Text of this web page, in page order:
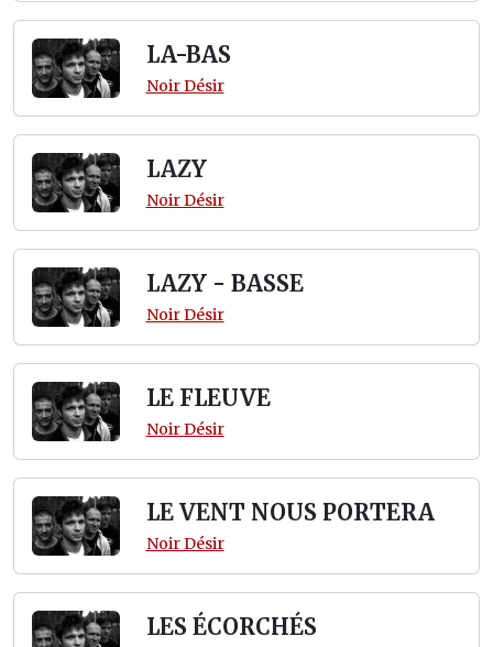
LA-BAS
Noir Désir
LAZY
Noir Désir
LAZY - BASSE
Noir Désir
LE FLEUVE
Noir Désir
LE VENT NOUS PORTERA
Noir Désir
LES ÉCORCHÉS